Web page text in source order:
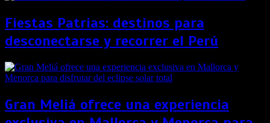
Fiestas Patrias: destinos para
desconectarse y recorrer el Perú
Gran Meliá ofrece una experiencia